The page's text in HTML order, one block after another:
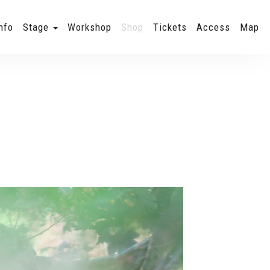
Stage Workshop Shop Tickets Access Map